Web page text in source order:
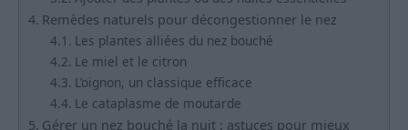
Remèdes naturels pour décongestionner le nez
Les plantes alliées du nez bouché
Le miel et le citron
L’oignon, un classique efficace
Le cataplasme de moutarde
Gérer un nez bouché la nuit : astuces pour mieux